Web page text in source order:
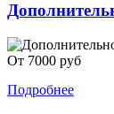
От 7000 руб
Подробнее